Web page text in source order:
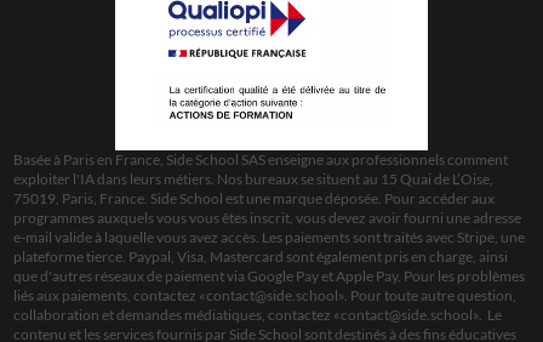
Basée à Paris en France, Side School SAS enseigne aux professionnels comment
exploiter l'IA dans leurs métiers. Nos bureaux se situent au 15 Quai de L’Oise,
75019, Paris, France. Side School est une marque déposée. Pour accéder aux
programmes auxquels vous vous êtes inscrit, vous devez avoir fourni une adresse
e-mail valide à laquelle vous avez accès. Les paiements sont traités avec Stripe, une
plateforme tierce. Paypal, Visa, Mastercard sont également pris en charge, ainsi
que d'autres réseaux de paiement via Google Pay et Apple Pay. Pour les problèmes
liés aux paiements, contactez «contact@side.school». Pour toute autre question,
collaboration et demandes médiatiques, contactez «contact@side.school».  Le
contenu et les services fournis par Side School sont destinés à des fins éducatives